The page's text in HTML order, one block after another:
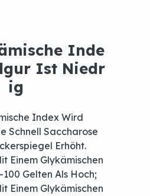
Bulgur
Index Wird
Schnell Saccharose
Erhöht.
Einem Glykämischen
Gelten Als Hoch;
Einem Glykämischen